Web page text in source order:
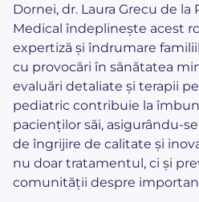
Dornei, dr. Laura Grecu de la
Medical îndeplinește acest
expertiză și îndrumare
cu provocări în sănătatea
evaluări detaliate și terapii
pediatric contribuie la
pacienților săi, asigurându-
de îngrijire de calitate și
nu doar tratamentul, ci și
comunității despre